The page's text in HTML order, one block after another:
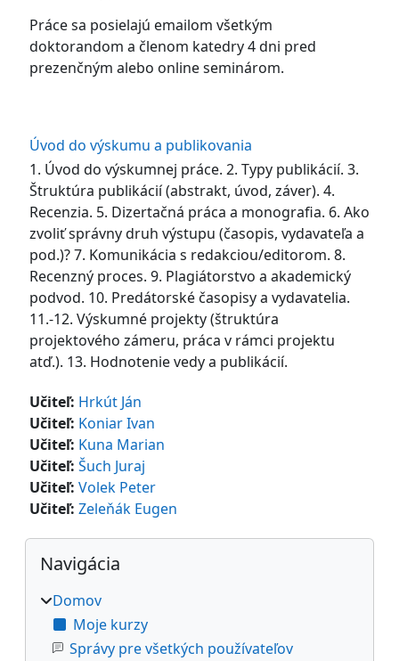
Práce sa posielajú emailom všetkým
doktorandom a členom katedry 4 dni pred
prezenčným alebo online seminárom.
Úvod do výskumu a publikovania
1. Úvod do výskumnej práce. 2. Typy publikácií. 3.
Štruktúra publikácií (abstrakt, úvod, záver). 4.
Recenzia. 5. Dizertačná práca a monografia. 6. Ako
zvoliť správny druh výstupu (časopis, vydavateľa a
pod.)? 7. Komunikácia s redakciou/editorom. 8.
Recenzný proces. 9. Plagiátorstvo a akademický
podvod. 10. Predátorské časopisy a vydavatelia.
11.-12. Výskumné projekty (štruktúra
projektového zámeru, práca v rámci projektu
atď.). 13. Hodnotenie vedy a publikácií.
Učiteľ: Hrkút Ján
Učiteľ: Koniar Ivan
Učiteľ: Kuna Marian
Učiteľ: Šuch Juraj
Učiteľ: Volek Peter
Učiteľ: Zeleňák Eugen
Bloky
Preskočiť Navigácia
Navigácia
Domov
Moje kurzy
Správy pre všetkých používateľov